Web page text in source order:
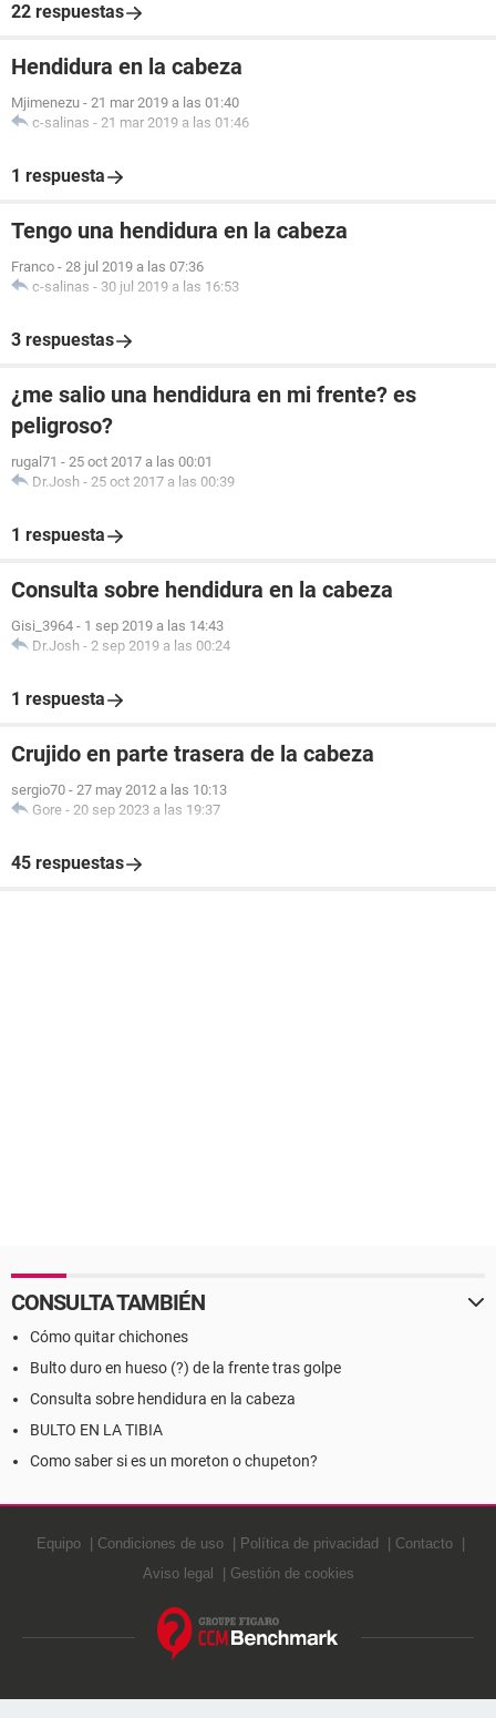
22 respuestas
Hendidura en la cabeza
Mjimenezu - 21 mar 2019 a las 01:40
c-salinas - 21 mar 2019 a las 01:46
1 respuesta
Tengo una hendidura en la cabeza
Franco - 28 jul 2019 a las 07:36
c-salinas - 30 jul 2019 a las 16:53
3 respuestas
¿me salio una hendidura en mi frente? es
peligroso?
rugal71 - 25 oct 2017 a las 00:01
Dr.Josh - 25 oct 2017 a las 00:39
1 respuesta
Consulta sobre hendidura en la cabeza
Gisi_3964 - 1 sep 2019 a las 14:43
Dr.Josh - 2 sep 2019 a las 00:24
1 respuesta
Crujido en parte trasera de la cabeza
sergio70 - 27 may 2012 a las 10:13
Gore - 20 sep 2023 a las 19:37
45 respuestas
CONSULTA TAMBIÉN
Cómo quitar chichones
Bulto duro en hueso (?) de la frente tras golpe
Consulta sobre hendidura en la cabeza
BULTO EN LA TIBIA
Como saber si es un moreton o chupeton?
Equipo Condiciones de uso Política de privacidad
Contacto
Aviso legal
Gestión de cookies